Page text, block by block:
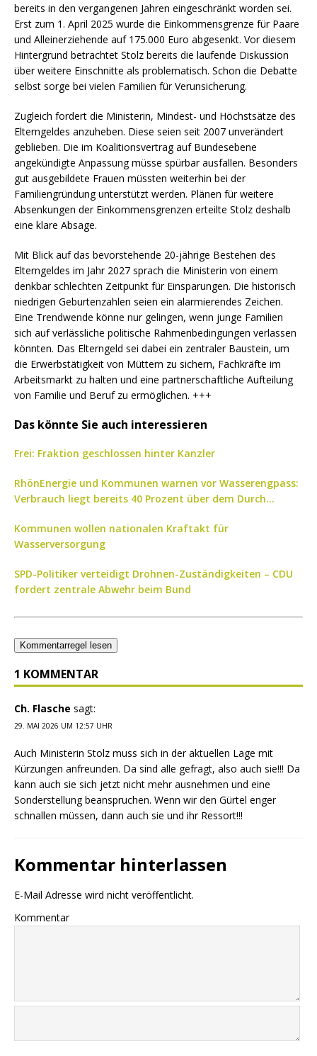
bereits in den vergangenen Jahren eingeschränkt worden sei.
Erst zum 1. April 2025 wurde die Einkommensgrenze für Paare
und Alleinerziehende auf 175.000 Euro abgesenkt. Vor diesem
Hintergrund betrachtet Stolz bereits die laufende Diskussion
über weitere Einschnitte als problematisch. Schon die Debatte
selbst sorge bei vielen Familien für Verunsicherung.
Zugleich fordert die Ministerin, Mindest- und Höchstsätze des
Elterngeldes anzuheben. Diese seien seit 2007 unverändert
geblieben. Die im Koalitionsvertrag auf Bundesebene
angekündigte Anpassung müsse spürbar ausfallen. Besonders
gut ausgebildete Frauen müssten weiterhin bei der
Familiengründung unterstützt werden. Plänen für weitere
Absenkungen der Einkommensgrenzen erteilte Stolz deshalb
eine klare Absage.
Mit Blick auf das bevorstehende 20-jährige Bestehen des
Elterngeldes im Jahr 2027 sprach die Ministerin von einem
denkbar schlechten Zeitpunkt für Einsparungen. Die historisch
niedrigen Geburtenzahlen seien ein alarmierendes Zeichen.
Eine Trendwende könne nur gelingen, wenn junge Familien
sich auf verlässliche politische Rahmenbedingungen verlassen
könnten. Das Elterngeld sei dabei ein zentraler Baustein, um
die Erwerbstätigkeit von Müttern zu sichern, Fachkräfte im
Arbeitsmarkt zu halten und eine partnerschaftliche Aufteilung
von Familie und Beruf zu ermöglichen. +++
Das könnte Sie auch interessieren
Frei: Fraktion geschlossen hinter Kanzler
RhönEnergie und Kommunen warnen vor Wasserengpass:
Verbrauch liegt bereits 40 Prozent über dem Durch...
Kommunen wollen nationalen Kraftakt für
Wasserversorgung
SPD-Politiker verteidigt Drohnen-Zuständigkeiten – CDU
fordert zentrale Abwehr beim Bund
Kommentarregel lesen
1 KOMMENTAR
Ch. Flasche sagt:
29. MAI 2026 UM 12:57 UHR
Auch Ministerin Stolz muss sich in der aktuellen Lage mit
Kürzungen anfreunden. Da sind alle gefragt, also auch sie!!! Da
kann auch sie sich jetzt nicht mehr ausnehmen und eine
Sonderstellung beanspruchen. Wenn wir den Gürtel enger
schnallen müssen, dann auch sie und ihr Ressort!!!
Kommentar hinterlassen
E-Mail Adresse wird nicht veröffentlicht.
Kommentar